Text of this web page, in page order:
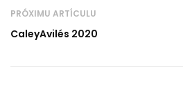
PRÓXIMU ARTÍCULU
CaleyAvilés 2020